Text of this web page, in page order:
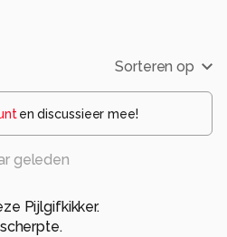
Sorteren op
en discussieer mee!
geleden
Pijlgifkikker.